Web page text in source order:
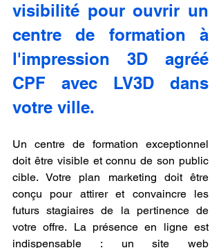
visibilité pour ouvrir un
centre de formation à
l'impression 3D agréé
CPF avec LV3D dans
votre ville.
Un centre de formation exceptionnel
doit être visible et connu de son public
cible. Votre plan marketing doit être
conçu pour attirer et convaincre les
futurs stagiaires de la pertinence de
votre offre. La présence en ligne est
indispensable : un site web